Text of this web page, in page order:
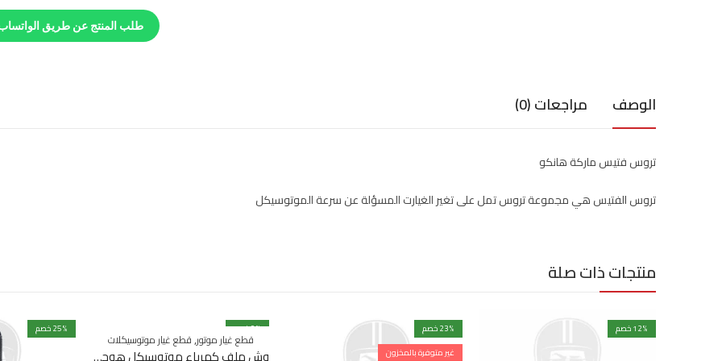
طلب المنتج عن طريق
الوصف مراجعات (0)
تروس فتيس ماركة هانكو
تروس الفتيس هي مجموعة تروس تمل على تغير الغيارت المسؤلة عن سرعة الموتوسيكل
منتجات ذات صلة
12% خصم 23% خصم
غير متوفرة بالمخزون
9% خصم
قطع غيار موتور,قطع غيار موتوسيكلات
25% خصم